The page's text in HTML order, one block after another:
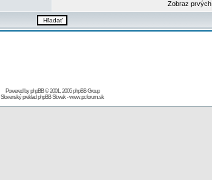
Zobraz prvých
Powered byphpBB© 2001, 2005 phpBB Group
Slovenský preklad phpBB Slovak-www.pcforum.sk